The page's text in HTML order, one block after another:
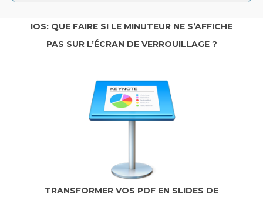
IOS: QUE FAIRE SI LE MINUTEUR NE S’AFFICHE
PAS SUR L’ÉCRAN DE VERROUILLAGE ?
TRANSFORMER VOS PDF EN SLIDES DE